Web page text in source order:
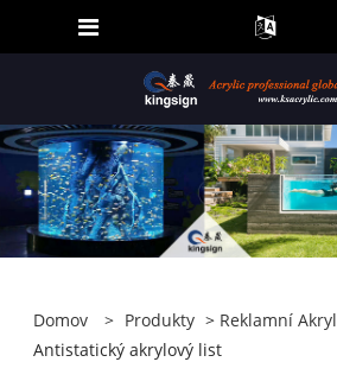
Domov > Produkty > Reklamní Akryl
Antistatický akrylový list